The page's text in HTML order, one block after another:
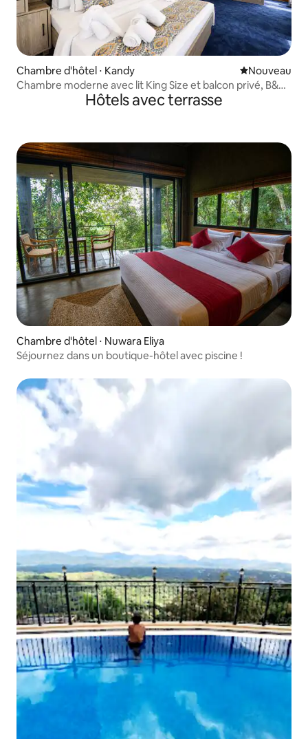
Chambre d'hôtel ⋅ Kandy Nouvel
Nouveau
Chambre moderne avec lit King Size et balcon privé, B&B
Hôtels avec terrasse
Chambre d'hôtel ⋅ Nuwara Eliya
Séjournez dans un boutique-hôtel avec piscine !